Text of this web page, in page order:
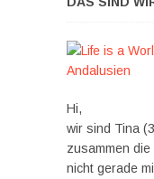
Hi,
wir sind Tina
zusammen
nicht gerade